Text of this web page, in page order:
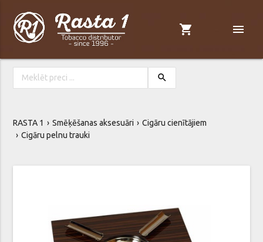
shopping_cart menu
search
RASTA 1 Smēķēšanas aksesuāri
Cigāru cienītājiem
Cigāru pelnu trauki